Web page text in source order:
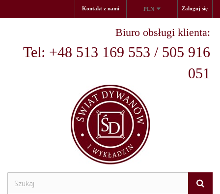
Zaloguj się
PLN
Kontakt z nami
Biuro obsługi klienta:
Tel: +48 513 169 553 / 505 916
051